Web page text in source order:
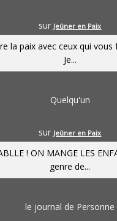
sur Jeûner en Paix
la paix avec ceux qui
Je...
Quelqu'un
sur Jeûner en Paix
! ON MANGE LES
genre de...
le journal de Personne